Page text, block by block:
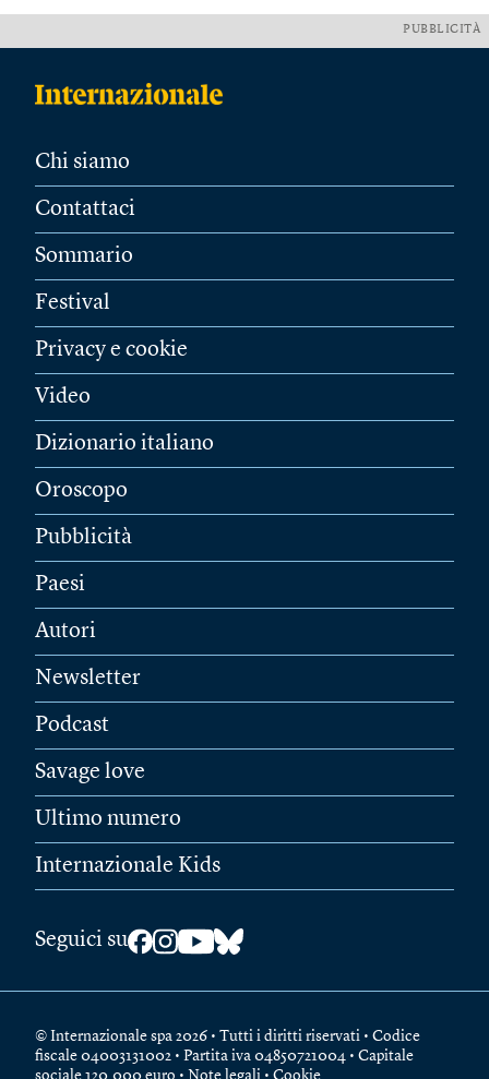
PUBBLICITÀ
Chi siamo
Contattaci
Sommario
Festival
Privacy e cookie
Video
Dizionario italiano
Oroscopo
Pubblicità
Paesi
Autori
Newsletter
Podcast
Savage love
Ultimo numero
Internazionale Kids
Seguici su
© Internazionale spa 2026 • Tutti i diritti riservati • Codice
fiscale 04003131002 • Partita iva 04850721004 • Capitale
sociale 120.000 euro • Note legali • Cookie